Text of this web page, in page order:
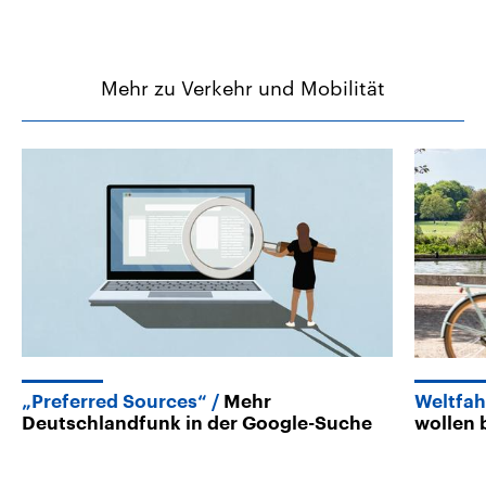
Mehr zu Verkehr und Mobilität
„Preferred Sources“
Mehr
Deutschlandfunk in der Google-Suche
wollen